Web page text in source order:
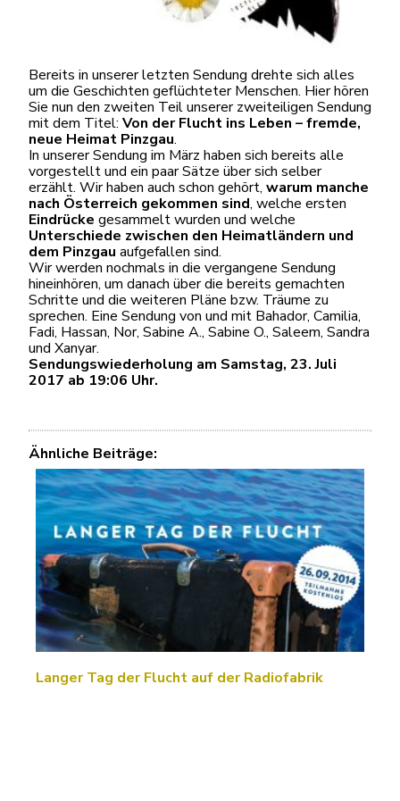
Bereits in unserer letzten Sendung drehte sich alles
um die Geschichten geflüchteter Menschen. Hier hören
Sie nun den zweiten Teil unserer zweiteiligen Sendung
mit dem Titel: Von der Flucht ins Leben – fremde,
neue Heimat Pinzgau.
In unserer Sendung im März haben sich bereits alle
vorgestellt und ein paar Sätze über sich selber
erzählt. Wir haben auch schon gehört, warum manche
nach Österreich gekommen sind, welche ersten
Eindrücke gesammelt wurden und welche
Unterschiede zwischen den Heimatländern und
dem Pinzgau aufgefallen sind.
Wir werden nochmals in die vergangene Sendung
hineinhören, um danach über die bereits gemachten
Schritte und die weiteren Pläne bzw. Träume zu
sprechen. Eine Sendung von und mit Bahador, Camilia,
Fadi, Hassan, Nor, Sabine A., Sabine O., Saleem, Sandra
und Xanyar.
Sendungswiederholung am Samstag, 23. Juli
2017 ab 19:06 Uhr.
Ähnliche Beiträge:
Langer Tag der Flucht auf der Radiofabrik